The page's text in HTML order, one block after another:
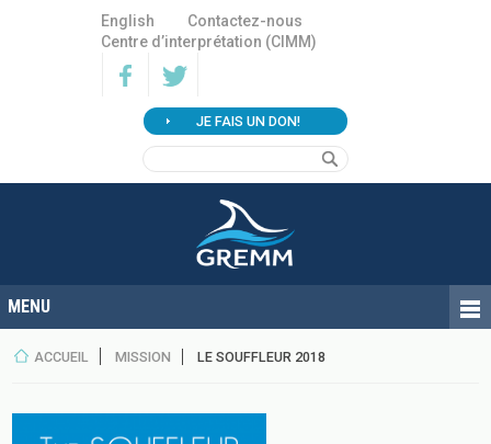
English
Contactez-nous
Centre d’interprétation (CIMM)
JE FAIS UN DON!
ACCUEIL MISSION LE SOUFFLEUR 2018